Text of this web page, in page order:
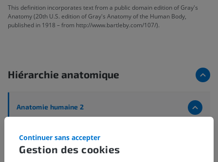
This definition incorporates text from a public domain edition of Gray's
Anatomy (20th U.S. edition of Gray's Anatomy of the Human Body,
published in 1918 – from http://www.bartleby.com/107/).
Hiérarchie anatomique
Anatomie humaine 2
Système squelettique>
Structures sous-jacentes :
Il n'y a aucune structure
Gestion des cookies
Continuer sans accepter